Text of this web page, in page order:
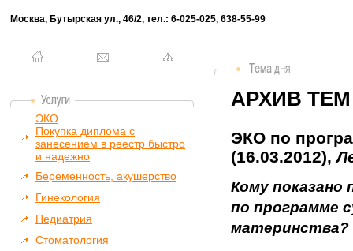
Москва, Бутырская ул., 46/2, тел.: 6-025-025, 638-55-99
ЭКО
Покупка диплома с
занесением в реестр быстро
и надежно
Беременность, акушерство
Гинекология
Педиатрия
Стоматология
АРХИВ ТЕМ
ЭКО по
(16.03.2012),
Кому показано
по программе
материнства?